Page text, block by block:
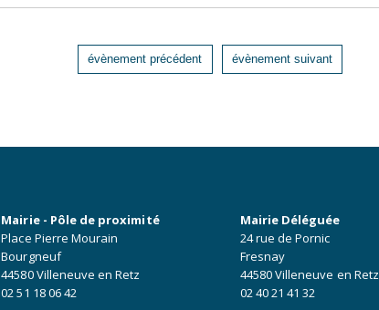
évènement précédent évènement suivant
Mairie - Pôle de proximité
Place Pierre Mourain
Bourgneuf
44580 Villeneuve en Retz
02 51 18 06 42
Mairie Déléguée
24 rue de Pornic
Fresnay
44580 Villeneuve en Retz
02 40 21 41 32